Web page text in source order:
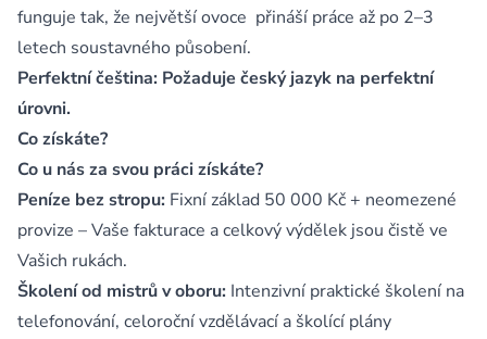
funguje tak, že největší ovoce přináší práce až po 2–3
letech soustavného působení.
Perfektní čeština: Požaduje český jazyk na perfektní
úrovni.
Co získáte?
Co u nás za svou práci získáte?
Peníze bez stropu: Fixní základ 50 000 Kč + neomezené
provize – Vaše fakturace a celkový výdělek jsou čistě ve
Vašich rukách.
Školení od mistrů v oboru: Intenzivní praktické školení na
telefonování, celoroční vzdělávací a školící plány